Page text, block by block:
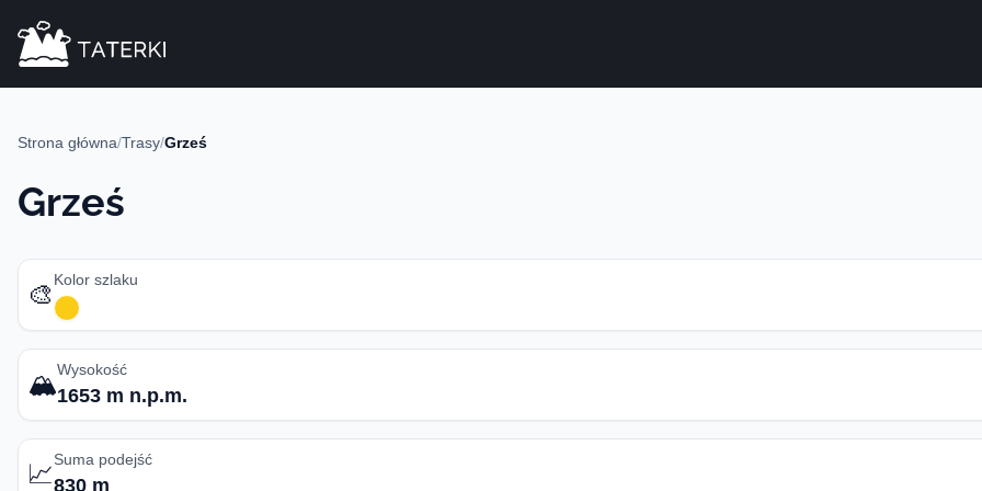
Strona główna/Trasy/Grześ
Grześ
🎨 Kolor szlaku
🏔️Wysokość
1653 m n.p.m.
📈Suma podejść
830 m